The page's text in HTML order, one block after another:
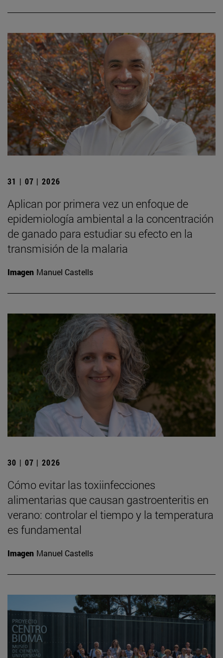
31 | 07 | 2026
Aplican por primera vez un enfoque de
epidemiología ambiental a la concentración
de ganado para estudiar su efecto en la
transmisión de la malaria
Imagen Manuel Castells
30 | 07 | 2026
Cómo evitar las toxiinfecciones
alimentarias que causan gastroenteritis en
verano: controlar el tiempo y la temperatura
es fundamental
Imagen Manuel Castells